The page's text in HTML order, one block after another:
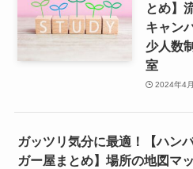
とめ】
キャン
少人数
室
2024年4
ガッツリ気分に最適！【ハン
ガー屋まとめ】場所の地図マ